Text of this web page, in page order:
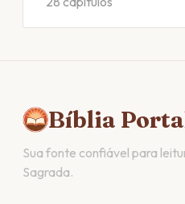
Bíblia
Sua fonte confiável para
Sagrada.